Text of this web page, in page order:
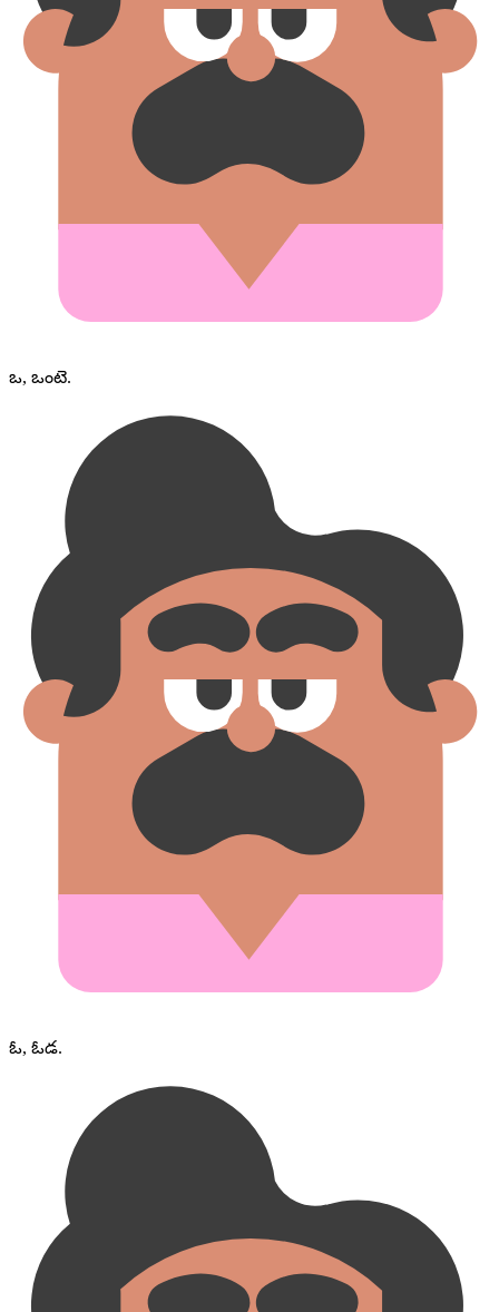
ఒ, ఒంటె.
ఓ, ఓడ.